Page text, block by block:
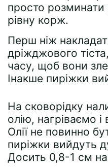
просто
рівну корж.
Перш ніж
дріжджового
часу, щоб вони
Інакше пиріжки
На сковорідку
олію, нагріваємо
Олії не повинно
пиріжки вийдуть
Досить 0,8-1 см на